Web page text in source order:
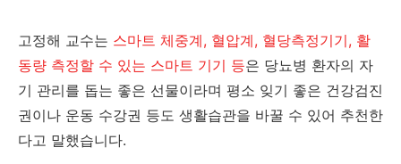
고정해 교수는 스마트 체중계, 혈압계, 혈당측정기기, 활
동량 측정할 수 있는 스마트 기기 등은 당뇨병 환자의 자
기 관리를 돕는 좋은 선물이라며 평소 잊기 좋은 건강검진
권이나 운동 수강권 등도 생활습관을 바꿀 수 있어 추천한
다고 말했습니다.